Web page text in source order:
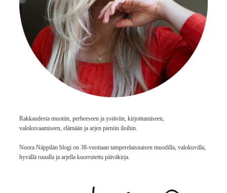
Rakkaudesta muotiin, perheeseen ja ystäviin, kirjoittamiseen,
valokuvaamiseen, elämään ja arjen pieniin iloihin.
Noora Näppilän blogi on 38-vuotiaan tamperelaisnaisen muodilla, valokuvilla,
hyvällä ruualla ja arjella kuorrutettu päiväkirja.